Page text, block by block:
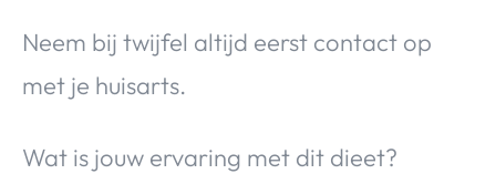
Neem bij twijfel altijd eerst contact op
met je huisarts.
Wat is jouw ervaring met dit dieet?